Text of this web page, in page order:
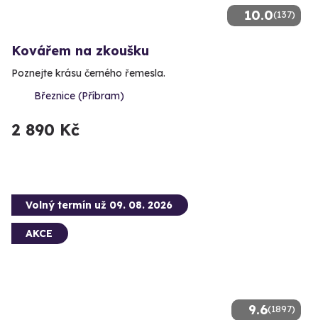
10.0(137)
Kovářem na zkoušku
Poznejte krásu černého řemesla.
Březnice (Příbram)
2 890 Kč
9.6(1897)
Volný termín už 09. 08. 2026
AKCE